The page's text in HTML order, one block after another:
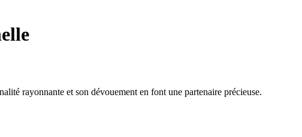
rayonnante et son dévouement en font une partenaire précieuse.